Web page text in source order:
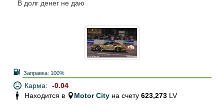
В долг денег не даю
Заправка: 100%
Карма:
-0.04
Находится в
Motor City на счету 623,273 LV